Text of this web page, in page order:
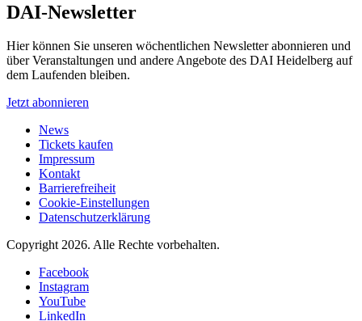
DAI-Newsletter
Hier können Sie unseren wöchentlichen Newsletter abonnieren und
über Veranstaltungen und andere Angebote des DAI Heidelberg auf
dem Laufenden bleiben.
Jetzt abonnieren
News
Tickets kaufen
Impressum
Kontakt
Barrierefreiheit
Cookie-Einstellungen
Datenschutzerklärung
Copyright 2026. Alle Rechte vorbehalten.
Facebook
Instagram
YouTube
LinkedIn